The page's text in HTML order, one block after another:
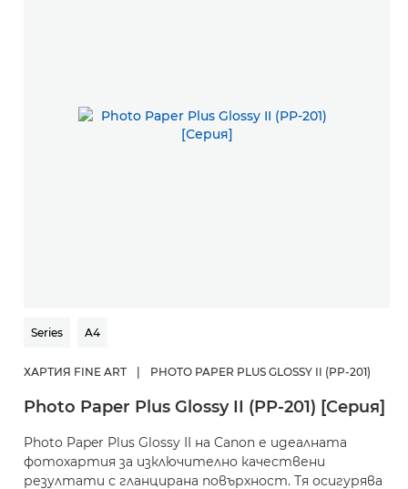
Series A4
ХАРТИЯ FINE ART | PHOTO PAPER PLUS GLOSSY II (PP-201)
Photo Paper Plus Glossy II (PP-201) [Серия]
Photo Paper Plus Glossy II на Canon е идеалната
фотохартия за изключително качествени
резултати с гланцирана повърхност. Тя осигурява